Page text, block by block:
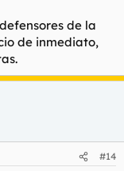
de la
de inmediato,
#14